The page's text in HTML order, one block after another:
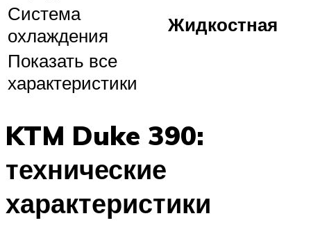
Система
охлаждения
Жидкостная
Показать все
характеристики
KTM Duke 390:
технические
характеристики